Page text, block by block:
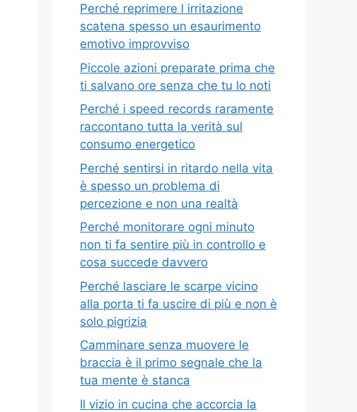
Perché reprimere l irritazione
scatena spesso un esaurimento
emotivo improvviso
Piccole azioni preparate prima che
ti salvano ore senza che tu lo noti
Perché i speed records raramente
raccontano tutta la verità sul
consumo energetico
Perché sentirsi in ritardo nella vita
è spesso un problema di
percezione e non una realtà
Perché monitorare ogni minuto
non ti fa sentire più in controllo e
cosa succede davvero
Perché lasciare le scarpe vicino
alla porta ti fa uscire di più e non è
solo pigrizia
Camminare senza muovere le
braccia è il primo segnale che la
tua mente è stanca
Il vizio in cucina che accorcia la